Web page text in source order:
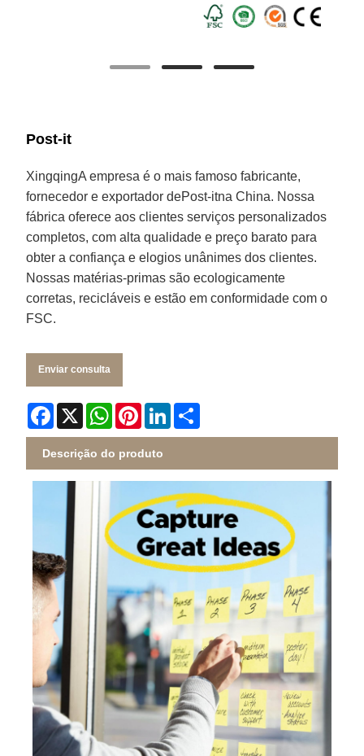
Post-it
XingqingA empresa é o mais famoso fabricante,
fornecedor e exportador dePost-itna China. Nossa
fábrica oferece aos clientes serviços personalizados
completos, com alta qualidade e preço barato para
obter a confiança e elogios unânimes dos clientes.
Nossas matérias-primas são ecologicamente
corretas, recicláveis ​​e estão em conformidade com o
FSC.
Enviar consulta
Facebook
X WhatsApp
PinterestLinkedIn
Descrição do produto